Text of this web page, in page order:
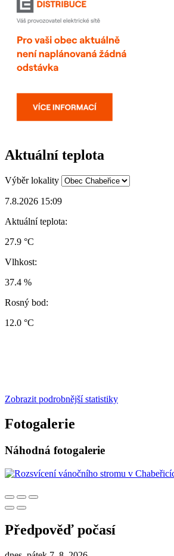
Aktuální teplota
Výběr lokality
7.8.2026 15:09
Aktuální teplota:
27.9 °C
Vlhkost:
37.4 %
Rosný bod:
12.0 °C
Zobrazit podrobnější statistiky
Fotogalerie
Náhodná fotogalerie
Předpověď počasí